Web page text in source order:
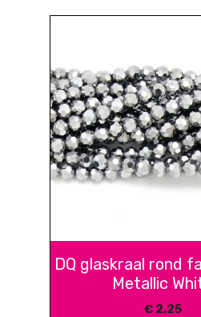
DQ glaskraal rond
Metallic
€2,25